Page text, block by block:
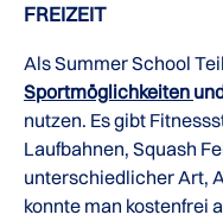
FREIZEIT
Als Summer School
Sportmöglichkeiten
nutzen. Es gibt
Laufbahnen, Squash
unterschiedlicher Art,
konnte man kostenfrei